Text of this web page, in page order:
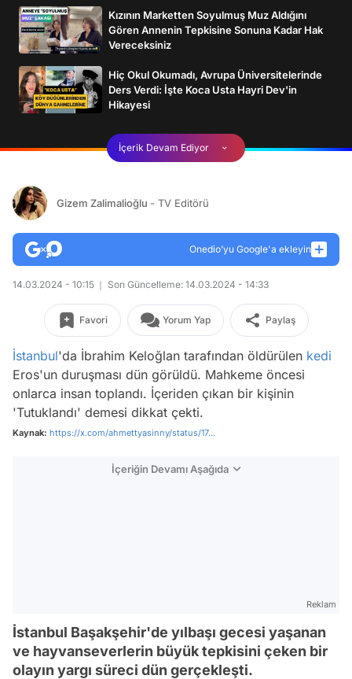
Kızının Marketten Soyulmuş Muz Aldığını
Gören Annenin Tepkisine Sonuna Kadar Hak
Vereceksiniz
Hiç Okul Okumadı, Avrupa Üniversitelerinde
Ders Verdi: İşte Koca Usta Hayri Dev'in
Hikayesi
İçerik Devam Ediyor
Gizem Zalimalioğlu - TV Editörü
Onedio’yu Google'a ekleyin
14.03.2024 - 10:15 Son Güncelleme: 14.03.2024 - 14:33
Favori Yorum Yap Paylaş
İstanbul'da İbrahim Keloğlan tarafından öldürülen kedi
Eros'un duruşması dün görüldü. Mahkeme öncesi
onlarca insan toplandı. İçeriden çıkan bir kişinin
'Tutuklandı' demesi dikkat çekti.
Kaynak: https://x.com/ahmettyasinny/status/17...
İçeriğin Devamı Aşağıda
Reklam
İstanbul Başakşehir'de yılbaşı gecesi yaşanan
ve hayvanseverlerin büyük tepkisini çeken bir
olayın yargı süreci dün gerçekleşti.